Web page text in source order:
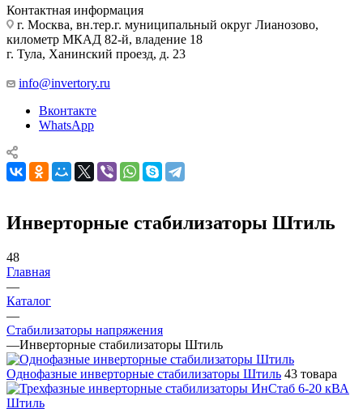
Контактная информация
г. Москва, вн.тер.г. муниципальный округ Лианозово,
километр МКАД 82-й, владение 18
г. Тула, Ханинский проезд, д. 23
info@invertory.ru
Вконтакте
WhatsApp
Инверторные стабилизаторы Штиль
48
Главная
—
Каталог
—
Стабилизаторы напряжения
—Инверторные стабилизаторы Штиль
Однофазные инверторные стабилизаторы Штиль 43 товара